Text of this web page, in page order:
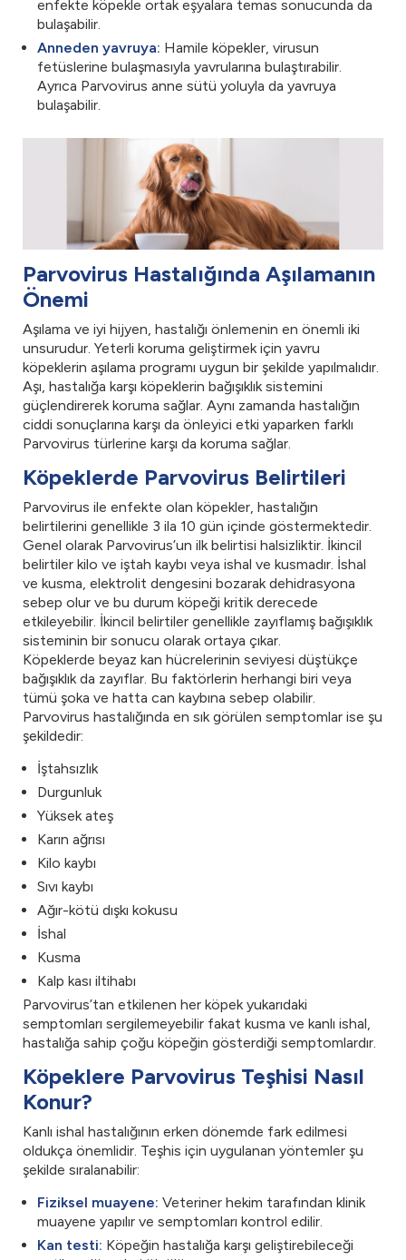
enfekte köpekle ortak eşyalara temas sonucunda da
bulaşabilir.
Anneden yavruya: Hamile köpekler, virusun
fetüslerine bulaşmasıyla yavrularına bulaştırabilir.
Ayrıca Parvovirus anne sütü yoluyla da yavruya
bulaşabilir.
Parvovirus Hastalığında Aşılamanın
Önemi
Aşılama ve iyi hijyen, hastalığı önlemenin en önemli iki
unsurudur. Yeterli koruma geliştirmek için yavru
köpeklerin aşılama programı uygun bir şekilde yapılmalıdır.
Aşı, hastalığa karşı köpeklerin bağışıklık sistemini
güçlendirerek koruma sağlar. Aynı zamanda hastalığın
ciddi sonuçlarına karşı da önleyici etki yaparken farklı
Parvovirus türlerine karşı da koruma sağlar.
Köpeklerde Parvovirus Belirtileri
Parvovirus ile enfekte olan köpekler, hastalığın
belirtilerini genellikle 3 ila 10 gün içinde göstermektedir.
Genel olarak Parvovirus’un ilk belirtisi halsizliktir. İkincil
belirtiler kilo ve iştah kaybı veya ishal ve kusmadır. İshal
ve kusma, elektrolit dengesini bozarak dehidrasyona
sebep olur ve bu durum köpeği kritik derecede
etkileyebilir. İkincil belirtiler genellikle zayıflamış bağışıklık
sisteminin bir sonucu olarak ortaya çıkar.
Köpeklerde beyaz kan hücrelerinin seviyesi düştükçe
bağışıklık da zayıflar. Bu faktörlerin herhangi biri veya
tümü şoka ve hatta can kaybına sebep olabilir.
Parvovirus hastalığında en sık görülen semptomlar ise şu
şekildedir:
İştahsızlık
Durgunluk
Yüksek ateş
Karın ağrısı
Kilo kaybı
Sıvı kaybı
Ağır-kötü dışkı kokusu
İshal
Kusma
Kalp kası iltihabı
Parvovirus’tan etkilenen her köpek yukarıdaki
semptomları sergilemeyebilir fakat kusma ve kanlı ishal,
hastalığa sahip çoğu köpeğin gösterdiği semptomlardır.
Köpeklere Parvovirus Teşhisi Nasıl
Konur?
Kanlı ishal hastalığının erken dönemde fark edilmesi
oldukça önemlidir. Teşhis için uygulanan yöntemler şu
şekilde sıralanabilir:
Fiziksel muayene: Veteriner hekim tarafından klinik
muayene yapılır ve semptomları kontrol edilir.
Kan testi: Köpeğin hastalığa karşı geliştirebileceği